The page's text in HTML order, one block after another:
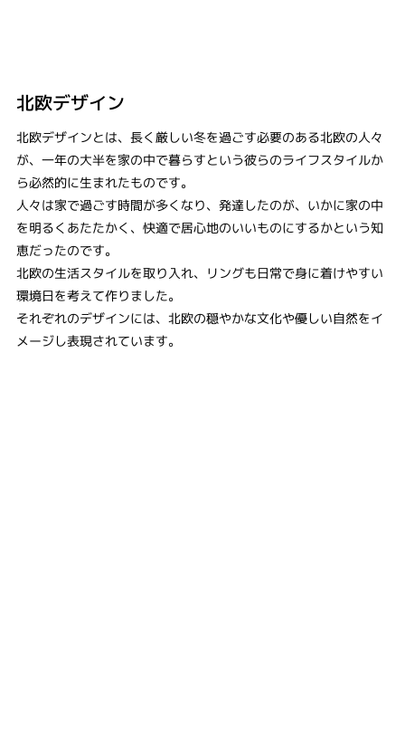
北欧デザイン
北欧デザインとは、長く厳しい冬を過ごす必要のある北欧の人々
が、一年の大半を家の中で暮らすという彼らのライフスタイルか
ら必然的に生まれたものです。
人々は家で過ごす時間が多くなり、発達したのが、いかに家の中
を明るくあたたかく、快適で居心地のいいものにするかという知
恵だったのです。
北欧の生活スタイルを取り入れ、リングも日常で身に着けやすい
環境日を考えて作りました。
それぞれのデザインには、北欧の穏やかな文化や優しい自然をイ
メージし表現されています。